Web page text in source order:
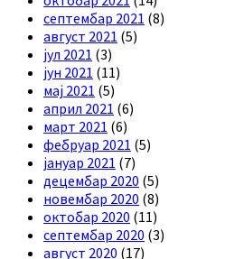
септембар 2021 (8)
август 2021 (5)
јул 2021 (3)
јун 2021 (11)
мај 2021 (5)
април 2021 (6)
март 2021 (6)
фебруар 2021 (5)
јануар 2021 (7)
децембар 2020 (5)
новембар 2020 (8)
октобар 2020 (11)
септембар 2020 (3)
август 2020 (17)